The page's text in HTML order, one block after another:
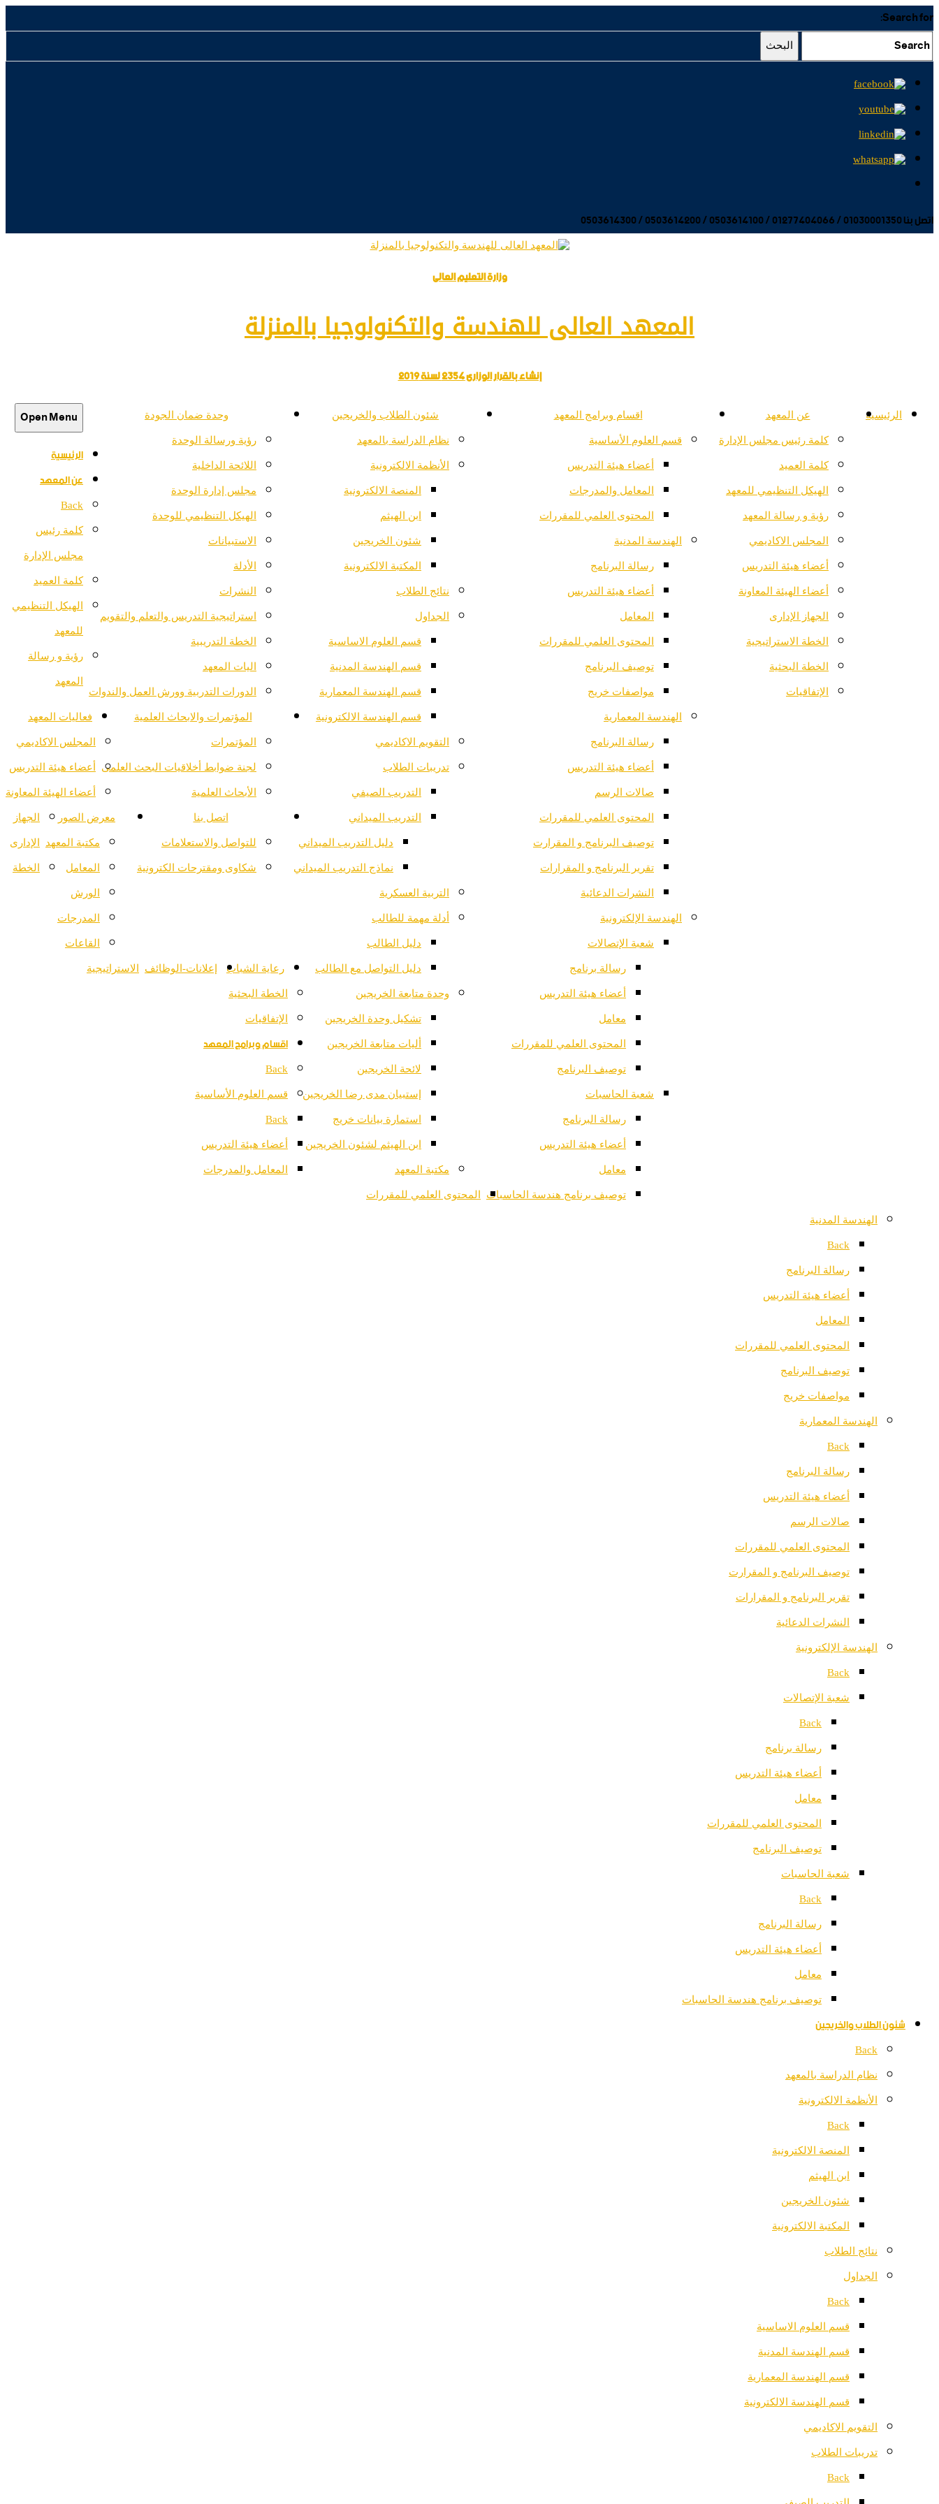
Search for:
البحث
اتصل بنا 01030001350 / 01277404066 / 0503614100 / 0503614200 / 0503614300
وزارة التعليم العالى
المعهد العالى للهندسة والتكنولوجيا بالمنزلة
إنشاء بالقرار الوزارى 2354 لسنة 2019
الرئيسية عن المعهد
كلمة رئيس مجلس الإدارة
كلمة العميد
الهيكل التنظيمي للمعهد
رؤية و رسالة المعهد
المجلس الاكاديمي
أعضاء هيئة التدريس
أعضاء الهيئة المعاونة
الجهاز الإدارى
الخطة الاستراتيجية
الخطة البحثية
الإتفاقيات
اقسام وبرامج المعهد
قسم العلوم الأساسية
أعضاء هيئة التدريس
المعامل والمدرجات
المحتوى العلمي للمقررات
الهندسة المدنية
رسالة البرنامج
أعضاء هيئة التدريس
المعامل
المحتوى العلمي للمقررات
توصيف البرنامج
مواصفات خريج
الهندسة المعمارية
رسالة البرنامج
أعضاء هيئة التدريس
صالات الرسم
المحتوى العلمي للمقررات
توصيف البرنامج و المقرارت
تقرير البرنامج و المقرارات
النشرات الدعائية
الهندسة الإلكترونية
شعبة الإتصالات
رسالة برنامج
أعضاء هيئة التدريس
معامل
المحتوى العلمي للمقررات
توصيف البرنامج
شعبة الحاسبات
رسالة البرنامج
أعضاء هيئة التدريس
معامل
توصيف برنامج هندسة الحاسبات
شئون الطلاب والخريجين
نظام الدراسة بالمعهد
الأنظمة الالكترونية
المنصة الالكترونية
ابن الهيثم
شئون الخريجين
المكتبة الالكترونية
نتائج الطلاب
الجداول
قسم العلوم الاساسية
قسم الهندسة المدنية
قسم الهندسة المعمارية
قسم الهندسة الالكترونية
التقويم الاكاديمي
تدريبات الطلاب
التدريب الصيفي
التدريب الميداني
دليل التدريب الميداني
نماذج التدريب الميداني
التربية العسكرية
أدلة مهمة للطالب
دليل الطالب
دليل التواصل مع الطالب
وحدة متابعة الخريجين
تشكيل وحدة الخريجين
أليات متابعة الخريجين
لائحة الخريجين
إستبيان مدى رضا الخريجين
استمارة بيانات خريج
ابن الهيثم لشئون الخريجين
مكتبة المعهد
وحدة ضمان الجودة
رؤية ورسالة الوحدة
اللائحة الداخلية
مجلس إدارة الوحدة
الهيكل التنظيمي للوحدة
الاستبيانات
الأدلة
النشرات
استراتيجية التدريس والتعلم والتقويم
الخطة التدريبية
اليات المعهد
الدورات التدربية وورش العمل والندوات
المؤتمرات والابحاث العلمية
المؤتمرات
لجنة ضوابط أخلاقيات البحث العلمى
الأبحاث العلمية
فعاليات المعهد
اتصل بنا
للتواصل والاستعلامات
شكاوى ومقترحات الكترونية
معرض الصور
مكتبة المعهد
المعامل
الورش
المدرجات
القاعات
رعاية الشباب إعلانات-الوظائف
Open Menu
الرئيسية
عن المعهد
Back
كلمة رئيس
مجلس الإدارة
كلمة العميد
الهيكل التنظيمي
للمعهد
رؤية و رسالة
المعهد
المجلس الاكاديمي
أعضاء هيئة التدريس
أعضاء الهيئة المعاونة
الجهاز
الإدارى
الخطة
الاستراتيجية
الخطة البحثية
الإتفاقيات
اقسام وبرامج المعهد
Back
قسم العلوم الأساسية
Back
أعضاء هيئة التدريس
المعامل والمدرجات
المحتوى العلمي للمقررات
الهندسة المدنية
Back
رسالة البرنامج
أعضاء هيئة التدريس
المعامل
المحتوى العلمي للمقررات
توصيف البرنامج
مواصفات خريج
الهندسة المعمارية
Back
رسالة البرنامج
أعضاء هيئة التدريس
صالات الرسم
المحتوى العلمي للمقررات
توصيف البرنامج و المقرارت
تقرير البرنامج و المقرارات
النشرات الدعائية
الهندسة الإلكترونية
Back
شعبة الإتصالات
Back
رسالة برنامج
أعضاء هيئة التدريس
معامل
المحتوى العلمي للمقررات
توصيف البرنامج
شعبة الحاسبات
Back
رسالة البرنامج
أعضاء هيئة التدريس
معامل
توصيف برنامج هندسة الحاسبات
شئون الطلاب والخريجين
Back
نظام الدراسة بالمعهد
الأنظمة الالكترونية
Back
المنصة الالكترونية
ابن الهيثم
شئون الخريجين
المكتبة الالكترونية
نتائج الطلاب
الجداول
Back
قسم العلوم الاساسية
قسم الهندسة المدنية
قسم الهندسة المعمارية
قسم الهندسة الالكترونية
التقويم الاكاديمي
تدريبات الطلاب
Back